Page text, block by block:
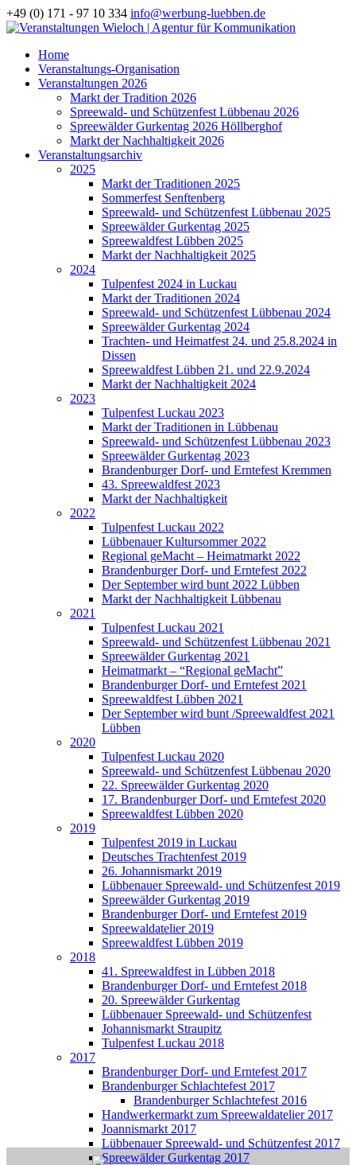
+49 (0) 171 - 97 10 334 info@werbung-luebben.de
Home
Veranstaltungs-Organisation
Veranstaltungen 2026
Markt der Tradition 2026
Spreewald- und Schützenfest Lübbenau 2026
Spreewälder Gurkentag 2026 Höllberghof
Markt der Nachhaltigkeit 2026
Veranstaltungsarchiv
2025
Markt der Traditionen 2025
Sommerfest Senftenberg
Spreewald- und Schützenfest Lübbenau 2025
Spreewälder Gurkentag 2025
Spreewaldfest Lübben 2025
Markt der Nachhaltigkeit 2025
2024
Tulpenfest 2024 in Luckau
Markt der Traditionen 2024
Spreewald- und Schützenfest Lübbenau 2024
Spreewälder Gurkentag 2024
Trachten- und Heimatfest 24. und 25.8.2024 in
Dissen
Spreewaldfest Lübben 21. und 22.9.2024
Markt der Nachhaltigkeit 2024
2023
Tulpenfest Luckau 2023
Markt der Traditionen in Lübbenau
Spreewald- und Schützenfest Lübbenau 2023
Spreewälder Gurkentag 2023
Brandenburger Dorf- und Erntefest Kremmen
43. Spreewaldfest 2023
Markt der Nachhaltigkeit
2022
Tulpenfest Luckau 2022
Lübbenauer Kultursommer 2022
Regional geMacht – Heimatmarkt 2022
Brandenburger Dorf- und Erntefest 2022
Der September wird bunt 2022 Lübben
Markt der Nachhaltigkeit Lübbenau
2021
Tulpenfest Luckau 2021
Spreewald- und Schützenfest Lübbenau 2021
Spreewälder Gurkentag 2021
Heimatmarkt – “Regional geMacht”
Brandenburger Dorf- und Erntefest 2021
Spreewaldfest Lübben 2021
Der September wird bunt /Spreewaldfest 2021
Lübben
2020
Tulpenfest Luckau 2020
Spreewald- und Schützenfest Lübbenau 2020
22. Spreewälder Gurkentag 2020
17. Brandenburger Dorf- und Erntefest 2020
Spreewaldfest Lübben 2020
2019
Tulpenfest 2019 in Luckau
Deutsches Trachtenfest 2019
26. Johannismarkt 2019
Lübbenauer Spreewald- und Schützenfest 2019
Spreewälder Gurkentag 2019
Brandenburger Dorf- und Erntefest 2019
Spreewaldatelier 2019
Spreewaldfest Lübben 2019
2018
41. Spreewaldfest in Lübben 2018
Brandenburger Dorf- und Erntefest 2018
20. Spreewälder Gurkentag
Lübbenauer Spreewald- und Schützenfest
Johannismarkt Straupitz
Tulpenfest Luckau 2018
2017
Brandenburger Dorf- und Erntefest 2017
Brandenburger Schlachtefest 2017
Brandenburger Schlachtefest 2016
Handwerkermarkt zum Spreewaldatelier 2017
Joannismarkt 2017
Lübbenauer Spreewald- und Schützenfest 2017
Spreewälder Gurkentag 2017